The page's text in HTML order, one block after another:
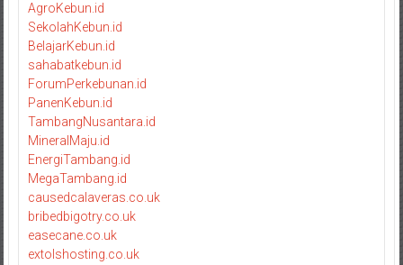
AgroKebun.id
SekolahKebun.id
BelajarKebun.id
sahabatkebun.id
ForumPerkebunan.id
PanenKebun.id
TambangNusantara.id
MineralMaju.id
EnergiTambang.id
MegaTambang.id
causedcalaveras.co.uk
bribedbigotry.co.uk
easecane.co.uk
extolshosting.co.uk